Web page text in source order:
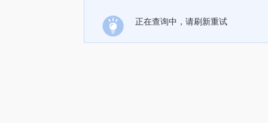
正在查询中，请刷新重试